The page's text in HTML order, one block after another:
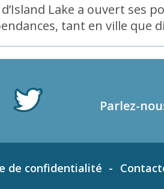
Lake a ouvert ses
tant en ville que
Parlez-
de confidentialité